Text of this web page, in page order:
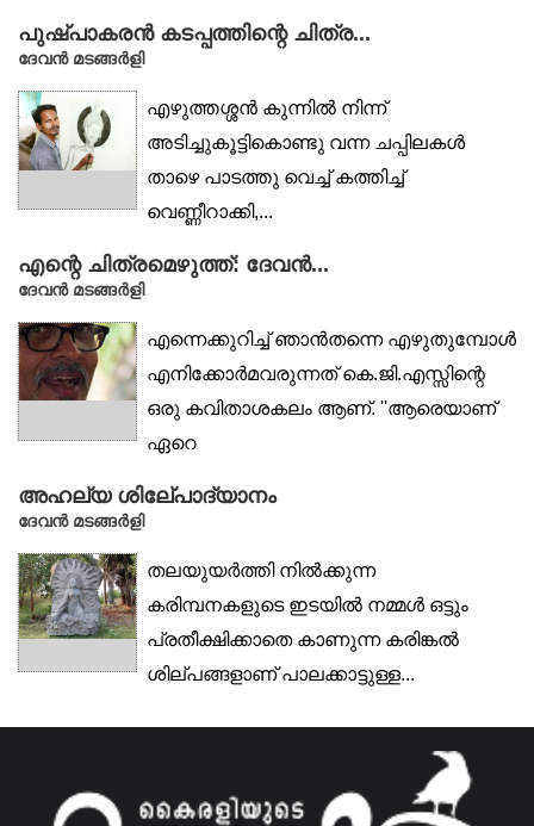
പുഷ്പാകരൻ കടപ്പത്തിന്റെ ചിത്ര...
ദേവൻ മടങ്ങർളി
എഴുത്തശ്ശൻ കുന്നിൽ നിന്ന്
അടിച്ചുകൂട്ടികൊണ്ടു വന്ന ചപ്പിലകൾ
താഴെ പാടത്തു വെച്ച് കത്തിച്ച്
വെണ്ണീറാക്കി,...
എന്റെ ചിത്രമെഴുത്ത്: ദേവൻ...
ദേവൻ മടങ്ങർളി
എന്നെക്കുറിച്ച് ഞാൻതന്നെ എഴുതുമ്പോൾ
എനിക്കോർമവരുന്നത് കെ.ജി.എസ്സിന്റെ
ഒരു കവിതാശകലം ആണ്. ''ആരെയാണ്
ഏറെ
അഹല്യ ശിലേ്പാദ്യാനം
ദേവൻ മടങ്ങർളി
തലയുയർത്തി നിൽക്കുന്ന
കരിമ്പനകളുടെ ഇടയിൽ നമ്മൾ ഒട്ടും
പ്രതീക്ഷിക്കാതെ കാണുന്ന കരിങ്കൽ
ശില്പങ്ങളാണ് പാലക്കാട്ടുള്ള...